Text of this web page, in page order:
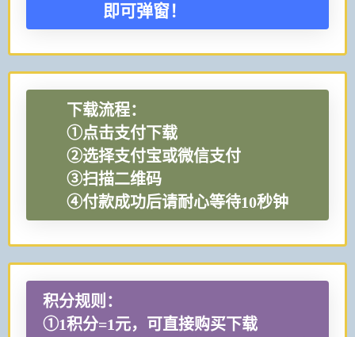
即可弹窗！
下载流程：
①点击支付下载
②选择支付宝或微信支付
③扫描二维码
④付款成功后请耐心等待10秒钟
积分规则：
①1积分=1元，可直接购买下载